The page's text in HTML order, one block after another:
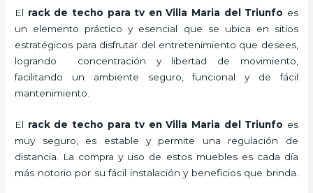
El rack de techo para tv en Villa Maria del Triunfo es
un elemento práctico y esencial
que se ubica en sitios
estratégicos para disfrutar del entretenimiento que desees,
logrando concentración y libertad de movimiento,
facilitando un ambiente seguro, funcional y de fácil
mantenimiento.
El rack de techo para tv en Villa Maria del Triunfo es
muy seguro, es estable y permite una regulación de
distancia. La compra y uso de estos muebles es cada día
más notorio por su fácil instalación y beneficios que brinda.